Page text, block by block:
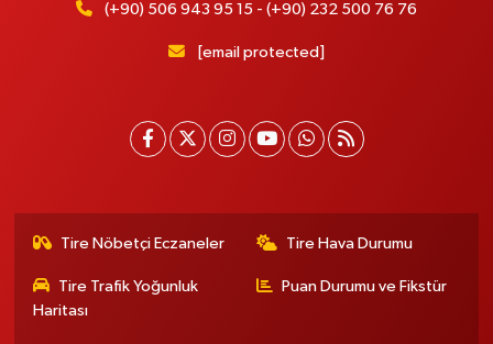
(+90) 506 943 95 15 - (+90) 232 500 76 76
[email protected]
Tire Nöbetçi Eczaneler Tire Hava Durumu
Tire Trafik Yoğunluk
Haritası
Puan Durumu ve Fikstür